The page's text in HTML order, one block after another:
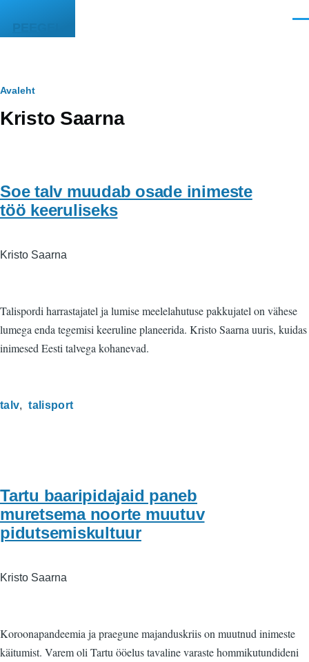
PEEGEL
Leivapuru
Avaleht
Kristo Saarna
Soe talv muudab osade inimeste
töö keeruliseks
Kristo Saarna
Talispordi harrastajatel ja lumise meelelahutuse pakkujatel on vähese
lumega enda tegemisi keeruline planeerida. Kristo Saarna uuris, kuidas
inimesed Eesti talvega kohanevad.
talv talisport
Tartu baaripidajaid paneb
muretsema noorte muutuv
pidutsemiskultuur
Kristo Saarna
Koroonapandeemia ja praegune majanduskriis on muutnud inimeste
käitumist. Varem oli Tartu ööelus tavaline varaste hommikutundideni